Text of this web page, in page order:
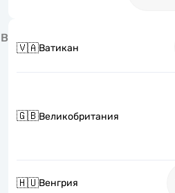
В
🇻🇦Ватикан
🇬🇧Великобритания
🇭🇺Венгрия